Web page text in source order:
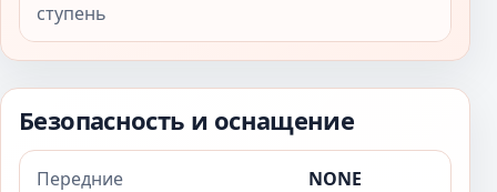
ступень
Безопасность и оснащение
Передние
NONE